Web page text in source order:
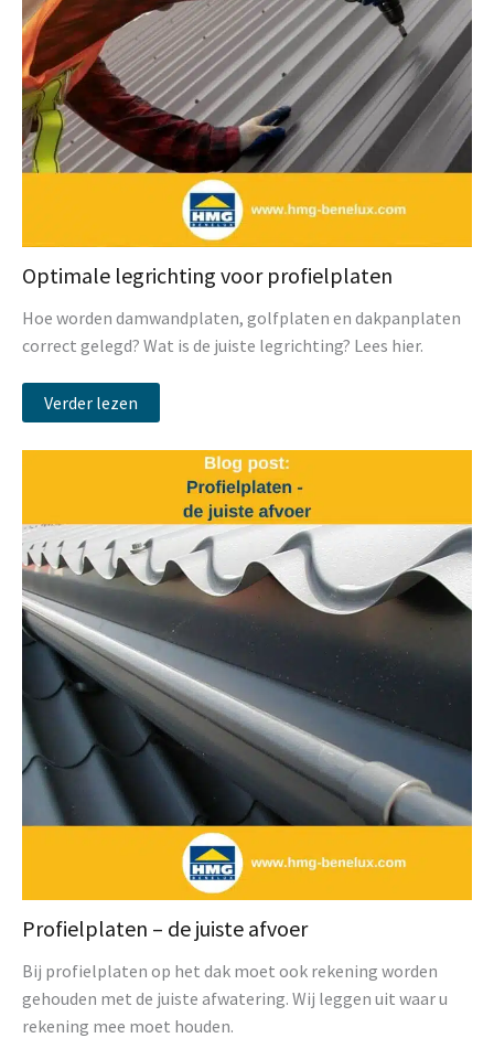
Optimale legrichting voor profielplaten
Hoe worden damwandplaten, golfplaten en dakpanplaten
correct gelegd? Wat is de juiste legrichting? Lees hier.
Verder lezen
Profielplaten – de juiste afvoer
Bij profielplaten op het dak moet ook rekening worden
gehouden met de juiste afwatering. Wij leggen uit waar u
rekening mee moet houden.